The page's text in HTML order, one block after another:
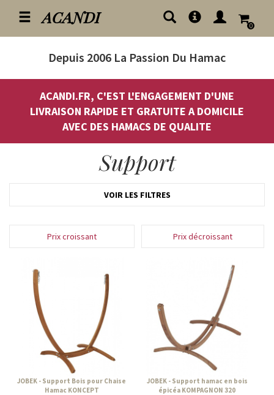
ACANDI 0
Depuis 2006 La Passion Du Hamac
ACANDI.FR, C'EST L'ENGAGEMENT D'UNE
LIVRAISON RAPIDE ET GRATUITE A DOMICILE
AVEC DES HAMACS DE QUALITE
Support
VOIR LES FILTRES
Prix croissant Prix décroissant
JOBEK - Support Bois pour Chaise
Hamac KONCEPT
JOBEK - Support hamac en bois
épicéa KOMPAGNON 320